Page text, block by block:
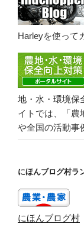
Harleyを使って
地・水・環境
イトでは、「農
や全国の活動事
にほんブログ村ラ
にほんブログ村